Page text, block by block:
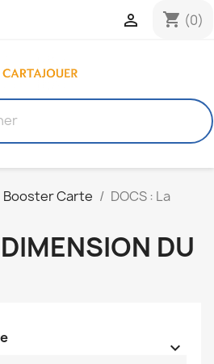
shopping_cart (0)

Booster Carte
DOCS : La
DU
